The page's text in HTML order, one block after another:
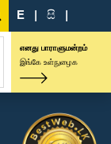
E | සි |
எனது பாராளுமன்றம்
இங்கே உள்நுழைக